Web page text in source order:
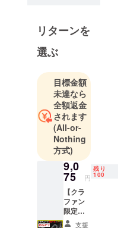
活性化とゴ
大の為にク
ラウドファ
ンディング
を通じて
様々なコン
テンツを届
けます！
リターンを
選ぶ
目標金額
未達なら
全額返金
されます
(All-or-
Nothing
方式)
9,0
75 円
残り
100
【クラ
ファン
限定超
超早割
支援